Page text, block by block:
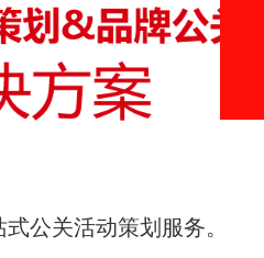
公关活动策划服务。